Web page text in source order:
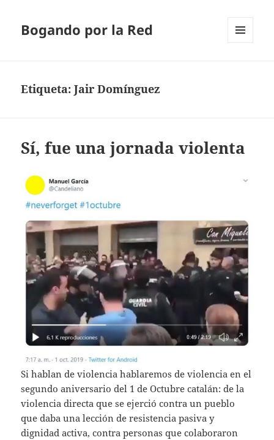
Bogando por la Red
Etiqueta:Jair Domínguez
Sí, fue una jornada violenta
Si hablan de violencia hablaremos de violencia en el
segundo aniversario del 1 de Octubre catalán: de la
violencia directa que se ejerció contra un pueblo
que daba una lección de resistencia pasiva y
dignidad activa, contra personas que colaboraron